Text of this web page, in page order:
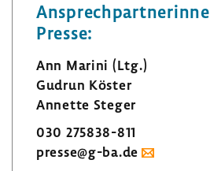
Presse:
Ann Marini (Ltg.)
Gudrun Köster
Annette Steger
030 275838-​811
presse@g-ba.de